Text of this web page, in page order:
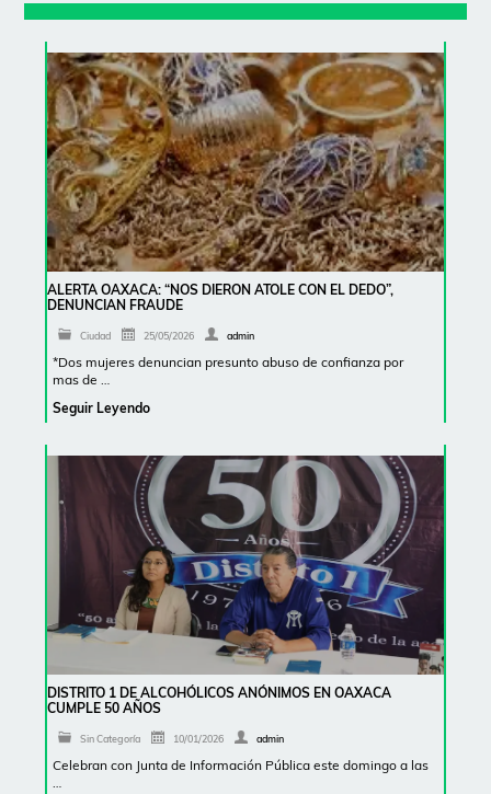
ALERTA OAXACA: “NOS DIERON ATOLE CON EL DEDO”,
DENUNCIAN FRAUDE
Ciudad 25/05/2026 admin
*Dos mujeres denuncian presunto abuso de confianza por
mas de …
Seguir Leyendo
DISTRITO 1 DE ALCOHÓLICOS ANÓNIMOS EN OAXACA
CUMPLE 50 AÑOS
Sin Categoría 10/01/2026 admin
Celebran con Junta de Información Pública este domingo a las